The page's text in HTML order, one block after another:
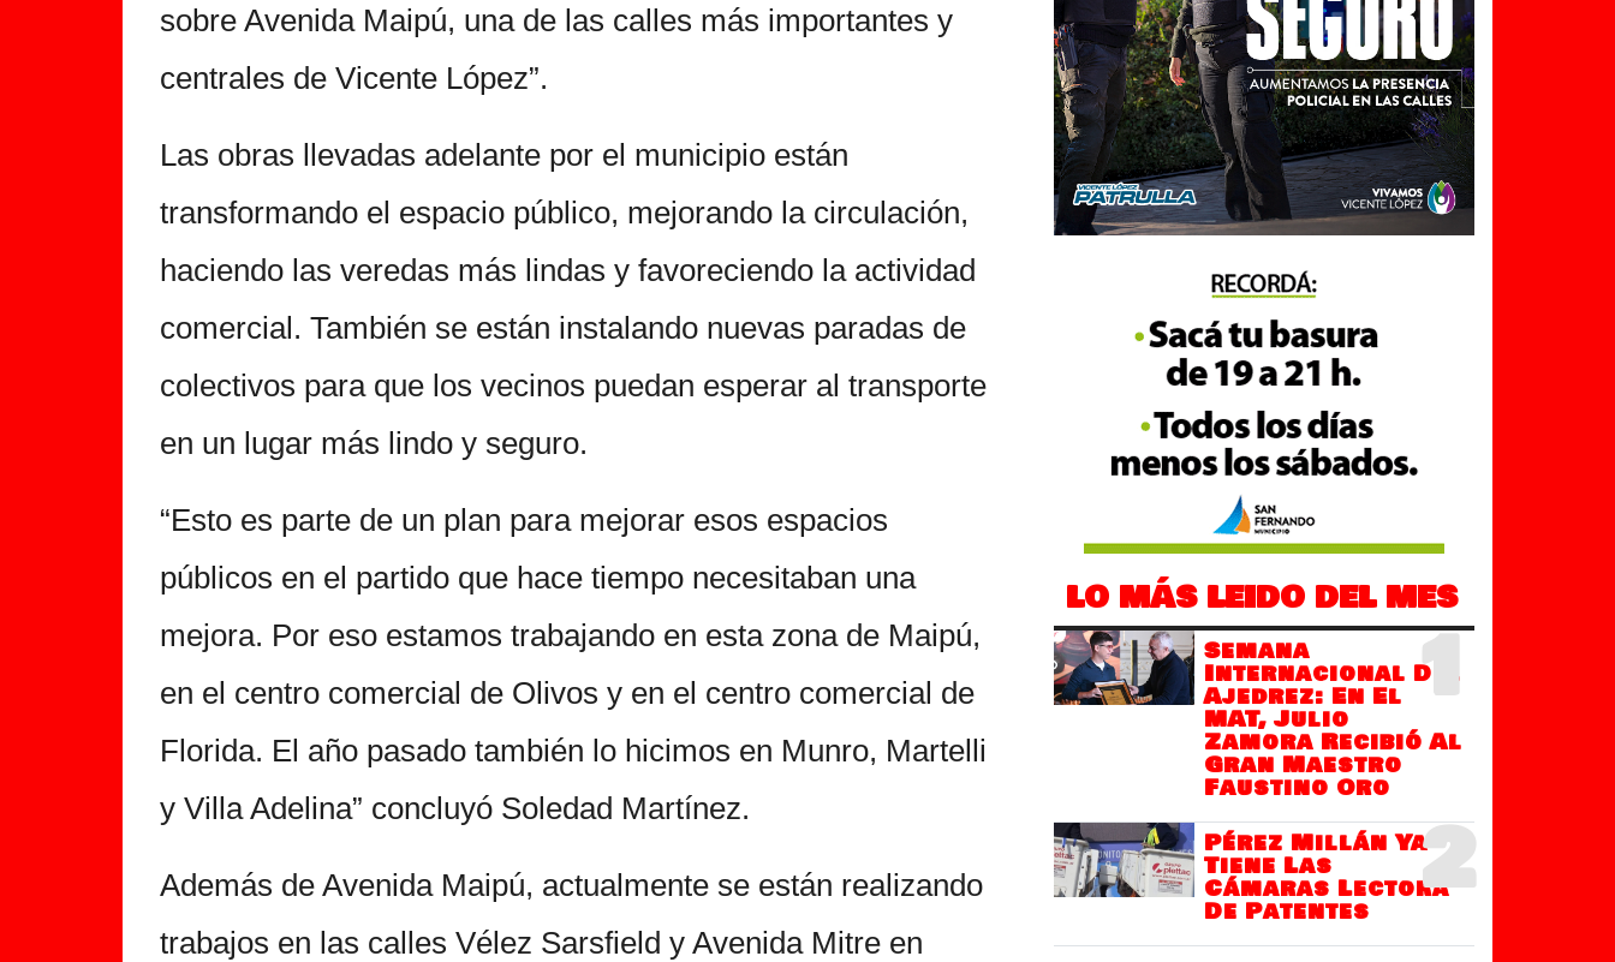
sobre Avenida Maipú, una de las calles más importantes y
centrales de Vicente López”.
Las obras llevadas adelante por el municipio están
transformando el espacio público, mejorando la circulación,
haciendo las veredas más lindas y favoreciendo la actividad
comercial. También se están instalando nuevas paradas de
colectivos para que los vecinos puedan esperar al transporte
en un lugar más lindo y seguro.
“Esto es parte de un plan para mejorar esos espacios
públicos en el partido que hace tiempo necesitaban una
mejora. Por eso estamos trabajando en esta zona de Maipú,
en el centro comercial de Olivos y en el centro comercial de
Florida. El año pasado también lo hicimos en Munro, Martelli
y Villa Adelina” concluyó Soledad Martínez.
Además de Avenida Maipú, actualmente se están realizando
trabajos en las calles Vélez Sarsfield y Avenida Mitre en
LO MÁS LEIDO DEL MES
1
Semana
Internacional Del
Ajedrez: En El
MAT, Julio
Zamora Recibió Al
Gran Maestro
Faustino Oro
2
Pérez Millán Ya
Tiene Las
Cámaras Lectora
De Patentes